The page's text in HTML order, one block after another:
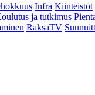
Infra Kiinteistöt
ja tutkimus
RaksaTV